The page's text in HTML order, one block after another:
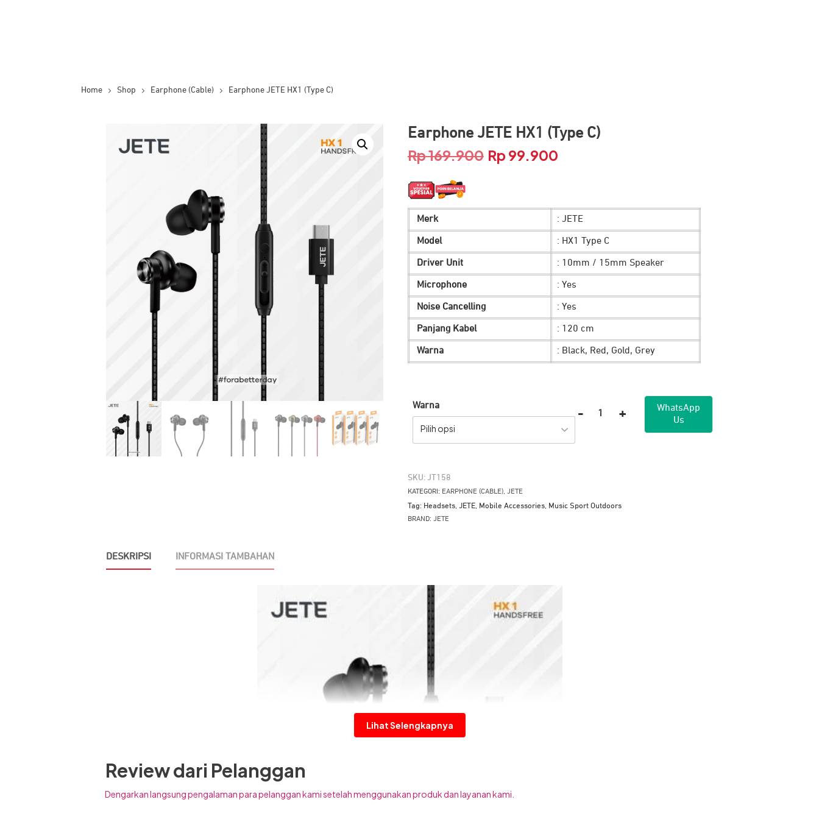
Home Shop Earphone (Cable) Earphone JETE HX1 (Type C)
Earphone JETE HX1 (Type C)
Rp169.900 Harga
Rp 169.900.
Rp 99.900Harga
adalah:
Rp 99.900.
Merk : JETE
Model : HX1 Type C
Driver Unit : 10mm / 15mm Speaker
Microphone : Yes
Noise Cancelling : Yes
Panjang Kabel : 120 cm
Warna : Black, Red, Gold, Grey
Warna
Pilih opsi
- +
WhatsApp
Us
SKU: JT158
KATEGORI: EARPHONE (CABLE), JETE
Tag: Headsets, JETE, Mobile Accessories, Music Sport Outdoors
BRAND: JETE
DESKRIPSI INFORMASI TAMBAHAN
Lihat Selengkapnya
Review dari Pelanggan
Dengarkan langsung pengalaman para pelanggan kami setelah menggunakan produk dan layanan kami.